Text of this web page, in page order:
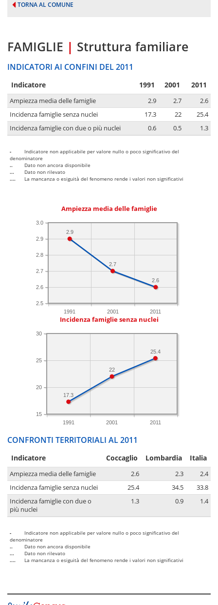
TORNA AL COMUNE
FAMIGLIE | Struttura familiare
INDICATORI AI CONFINI DEL 2011
Indicatore 1991 2001 2011
Ampiezza media delle famiglie 2.9 2.7
2.6
Incidenza famiglie senza nuclei
17.3 22
25.4
Incidenza famiglie con due o più nuclei
0.6 0.5 1.3
-
Indicatore non applicabile per valore nullo o poco significativo del
denominatore
..
Dato non ancora disponibile
...
Dato non rilevato
....
La mancanza o esiguità del fenomeno rende i valori non significativi
Ampiezza media delle famiglie
1991 2001 2011
2.5
2.6
2.7
2.8
2.9
3.0
2.6
2.7
2.9
Incidenza famiglie senza nuclei
1991 2001 2011
15
20
25
30
25.4
22
17.3
CONFRONTI TERRITORIALI AL 2011
Indicatore Coccaglio Lombardia Italia
Ampiezza media delle famiglie 2.6 2.3
2.4
Incidenza famiglie senza nuclei
25.4 34.5
33.8
Incidenza famiglie con due o
più nuclei
1.3 0.9 1.4
-
Indicatore non applicabile per valore nullo o poco significativo del
denominatore
..
Dato non ancora disponibile
...
Dato non rilevato
....
La mancanza o esiguità del fenomeno rende i valori non significativi